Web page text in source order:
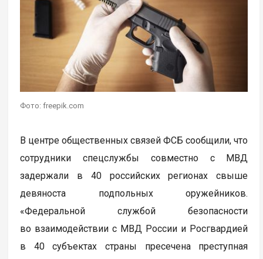
Фото: freepik.com
В центре общественных связей ФСБ сообщили, что
сотрудники спецслужбы совместно с МВД
задержали в 40 российских регионах свыше
девяноста подпольных оружейников.
«Федеральной службой безопасности
во взаимодействии с МВД России и Росгвардией
в 40 субъектах страны пресечена преступная